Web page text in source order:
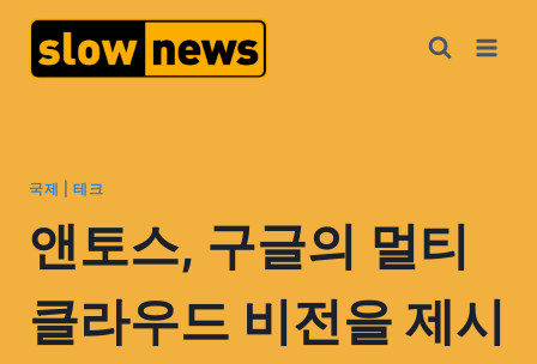
국제 테크
앤토스, 구글의 멀티
클라우드 비전을 제시